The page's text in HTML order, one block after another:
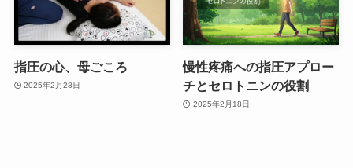
指圧の心、母ごころ
2025年2月28日
慢性疼痛への指圧アプロー
チとセロトニンの役割
2025年2月18日